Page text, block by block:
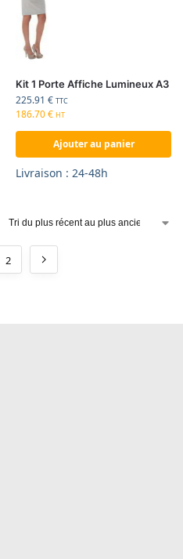
Kit 1 Porte Affiche Lumineux A3
225.91 € TTC
186.70€ HT
Ajouter au panier
Livraison : 24-48h
2